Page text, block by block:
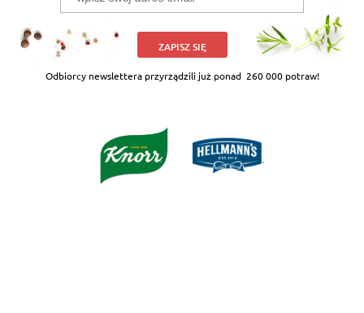
ZAPISZ SIĘ
Odbiorcy newslettera przyrządzili już ponad 260 000 potraw!